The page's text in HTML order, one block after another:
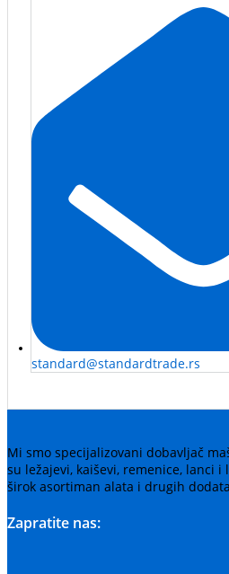
standard@standardtrade.rs
Mi smo specijalizovani dobavljač
su ležajevi, kaiševi, remenice, lanci
širok asortiman alata i drugih
Zapratite nas: